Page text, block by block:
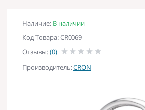
Наличие: В наличии
Код Товара: CR0069
Отзывы:(0)
Производитель:CRON